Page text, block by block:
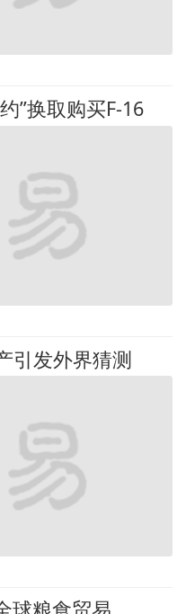
”换取购买F-16
引发外界猜测